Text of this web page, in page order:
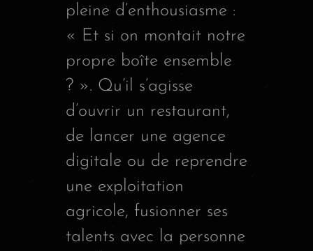
pleine d’enthousiasme :
« Et si on montait notre
propre boîte ensemble
? ». Qu’il s’agisse
d’ouvrir un restaurant,
de lancer une agence
digitale ou de reprendre
une exploitation
agricole, fusionner ses
talents avec la personne